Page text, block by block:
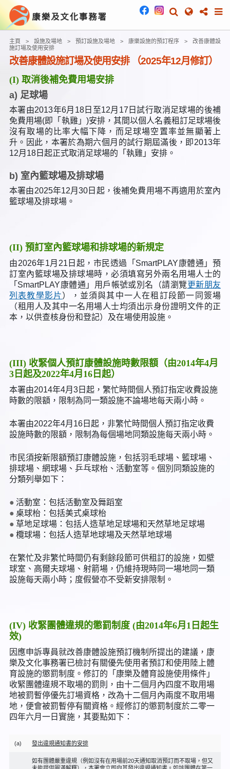
主頁 設施及場地 預訂設施及場地 康樂設施的預訂程序
改善康體設
施訂場及使用安排
改善康體設施訂場及使用安排 （2025年12月修訂）
(I) 取消後補免費用場安排
a) 足球場
本署由2013年6月18日至12月17日試行取消足球場的後補
免費用場(即「執雞」)安排，其間以個人名義租訂足球場後
沒有取場的比率大幅下降，而足球場空置率並無顯著上
升。因此，本署於為期六個月的試行期屆滿後，即2013年
12月18日起正式取消足球場的「執雞」安排。
b) 室內籃球場及排球場
本署由2025年12月30日起，後補免費用場不再適用於室內
籃球場及排球場。
(II) 預訂室內籃球場和排球場的新規定
由2026年1月21日起，市民透過「SmartPLAY康體通」預
訂室內籃球場及排球場時，必須填寫另外兩名用場人士的
「SmartPLAY康體通」用戶帳號或別名（請瀏覽 更新朋友
列表教學影片），並須與其中一人在租訂段節一同簽場
（租用人及其中一名用場人士均須出示身份證明文件的正
本，以供查核身份和登記）及在場使用設施。
(III) 收緊個人預訂康體設施時數限額（由2014年4月
3日起及2022年4月16日起）
本署由2014年4月3日起，繁忙時間個人預訂指定收費設施
時數的限額，限制為同一類設施不論場地每天兩小時。
本署由2022年4月16日起，非繁忙時間個人預訂指定收費
設施時數的限額，限制為每個場地同類設施每天兩小時。
市民須按新限額預訂康體設施，包括羽毛球場、籃球場、
排球場、網球場、乒乓球枱、活動室等。個別同類設施的
分類列舉如下：
活動室：包括活動室及舞蹈室
桌球枱：包括美式桌球枱
草地足球場：包括人造草地足球場和天然草地足球場
欖球場：包括人造草地球場及天然草地球場
在繁忙及非繁忙時間仍有剩餘段節可供租訂的設施，如壁
球室、高爾夫球場、射箭場，仍維持現時同一場地同一類
設施每天兩小時；度假營亦不受新安排限制。
(IV) 收緊團體違規的懲罰制度 (由2014年6月1日起生
效)
因應申訴專員就改善康體設施預訂機制所提出的建議，康
樂及文化事務署已檢討有關優先使用者預訂和使用陸上體
育設施的懲罰制度。修訂的「康樂及體育設施使用條件」
收緊團體違規不取場的罰則，由十二個月內四度不取用場
地被罰暫停優先訂場資格，改為十二個月內兩度不取用場
地，便會被罰暫停有關資格。經修訂的懲罰制度於二零一
四年六月一日實施，其要點如下：
(a) 發出違規通知書的安排
如有團體嚴重違規（例如沒有在用場前20天通知取消預訂而不取場，但又